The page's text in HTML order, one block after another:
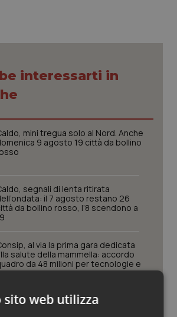
di Trento
& Scompenso
& Rettocolite Ulcerosa
& patologie neurodegenerative
interessarti in
mini tregua solo al Nord. Anche
9 agosto 19 città da bollino
segnali di lenta ritirata
il 7 agosto restano 26
da bollino rosso, l’8 scendono a
al via la prima gara dedicata
salute della mammella: accordo
da 48 milioni per tecnologie e
Unit
Act, in vigore gli obblighi di
sito web utilizza